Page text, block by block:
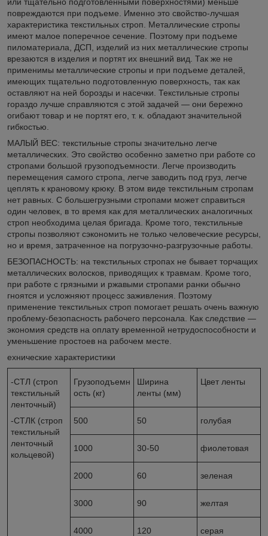
повреждаются при подъеме. Именно это свойство-лучшая
характеристика текстильных строп. Металлические стропы
имеют малое поперечное сечение. Поэтому при подъеме
пиломатериала, ДСП, изделий из них металлические стропы
врезаются в изделия и портят их внешний вид. Так же не
применимы металлические стропы и при подъеме деталей,
имеющих тщательно подготовленную поверхность, так как
оставляют на ней борозды и насечки. Текстильные стропы
гораздо лучше справляются с этой задачей — они бережно
огибают товар и не портят его, т. к. обладают значительной
гибкостью.
МАЛЫЙ ВЕС: текстильные стропы значительно легче
металлических. Это свойство особенно заметно при работе со
стропами большой грузоподъемности. Легче производить
перемещения самого стропа, легче заводить под груз, легче
цеплять к крановому крюку. В этом виде текстильным стропам
нет равных. С большегрузными стропами может справиться
один человек, в то время как для металлических аналогичных
строп необходима целая бригада. Кроме того, текстильные
стропы позволяют сэкономить не только человеческие ресурсы,
но и время, затраченное на погрузочно-разгрузочные работы.
БЕЗОПАСНОСТЬ: на текстильных стропах не бывает торчащих
металлических волосков, приводящих к травмам. Кроме того,
при работе с грязными и ржавыми стропами ранки обычно
гноятся и усложняют процесс заживления. Поэтому
применение текстильных строп помогает решать очень важную
проблему-безопасность рабочего персонала. Как следствие —
экономия средств на оплату временной нетрудоспособности и
уменьшение простоев на рабочем месте.
ехнические характеристики
-СТЛ (строп
текстильный
ленточный)
-СТЛК (строп
текстильный
ленточный
кольцевой)
Грузоподъемн
ость (кг)
Ширина
ленты (мм)
Цвет ленты
500 50 голубая
1000 30-50 фиолетовая
2000 60 зеленая
3000 90 желтая
4000 120 серая